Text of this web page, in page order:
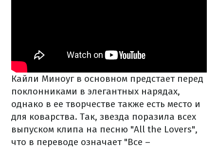
Кайли Миноуг в основном предстает перед
поклонниками в элегантных нарядах,
однако в ее творчестве также есть место и
для коварства. Так, звезда поразила всех
выпуском клипа на песню "All the Lovers",
что в переводе означает "Все –